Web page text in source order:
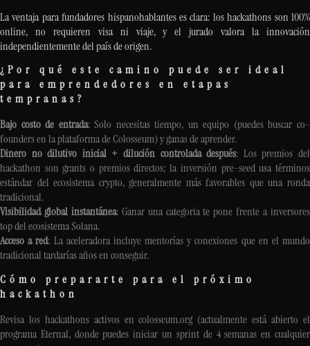
La ventaja para fundadores hispanohablantes es clara: los hackathons son 100%
online, no requieren visa ni viaje, y el jurado valora la innovación
independientemente del país de origen.
¿Por qué este camino puede ser ideal
para emprendedores en etapas
tempranas?
Bajo costo de entrada: Solo necesitas tiempo, un equipo (puedes buscar co-
founders en la plataforma de Colosseum) y ganas de aprender.
Dinero no dilutivo inicial + dilución controlada después: Los premios del
hackathon son grants o premios directos; la inversión pre-seed usa términos
estándar del ecosistema crypto, generalmente más favorables que una ronda
tradicional.
Visibilidad global instantánea: Ganar una categoria te pone frente a inversores
top del ecosistema Solana.
Acceso a red: La aceleradora incluye mentorías y conexiones que en el mundo
tradicional tardarías años en conseguir.
Cómo prepararte para el próximo
hackathon
Revisa los hackathons activos en colosseum.org (actualmente está abierto el
programa Eternal, donde puedes iniciar un sprint de 4 semanas en cualquier